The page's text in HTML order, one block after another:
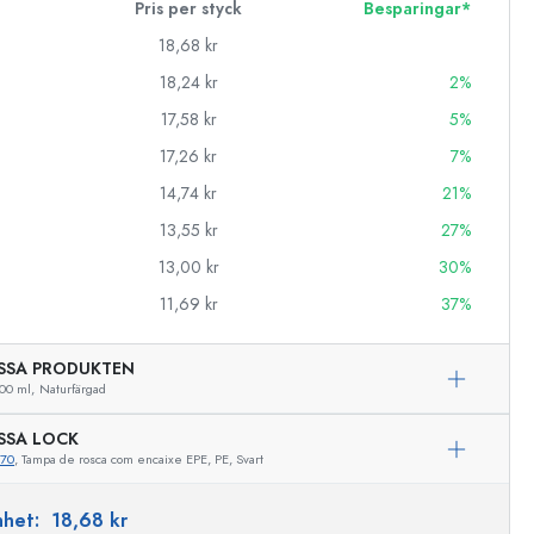
Pris per styck
Besparingar*
18,68 kr
18,24 kr
2%
17,58 kr
5%
17,26 kr
7%
14,74 kr
21%
13,55 kr
27%
13,00 kr
30%
11,69 kr 37%
PRODUKTEN
ml, Naturfärgad
LOCK
, Tampa de rosca com encaixe EPE, PE, Svart
18,68 kr